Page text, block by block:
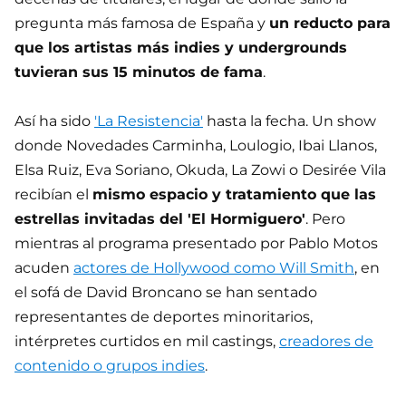
pregunta más famosa de España y un reducto para
que los artistas más indies y undergrounds
tuvieran sus 15 minutos de fama.
Así ha sido 'La Resistencia' hasta la fecha. Un show
donde Novedades Carminha, Loulogio, Ibai Llanos,
Elsa Ruiz, Eva Soriano, Okuda, La Zowi o Desirée Vila
recibían el mismo espacio y tratamiento que las
estrellas invitadas del 'El Hormiguero'. Pero
mientras al programa presentado por Pablo Motos
acuden actores de Hollywood como Will Smith, en
el sofá de David Broncano se han sentado
representantes de deportes minoritarios,
intérpretes curtidos en mil castings, creadores de
contenido o grupos indies.